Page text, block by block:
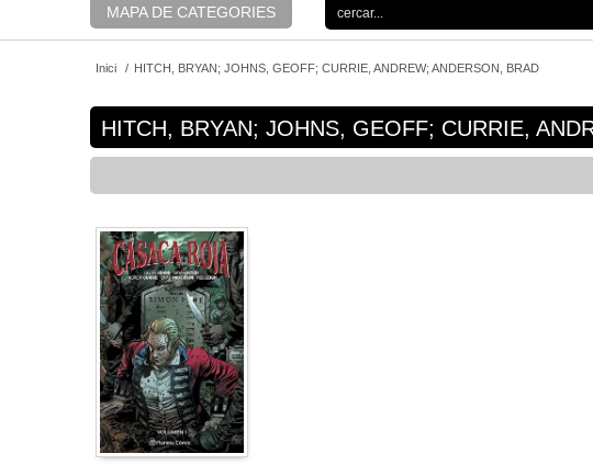
MAPA DE CATEGORIES
Inici / HITCH, BRYAN; JOHNS, GEOFF; CURRIE, ANDREW; ANDERSON, BRAD
HITCH, BRYAN; JOHNS, GEOFF; CURRIE,